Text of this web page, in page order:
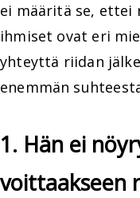
ei määritä se, ettei
ihmiset ovat eri
yhteyttä riidan
enemmän
1. Hän ei
voittaakseen